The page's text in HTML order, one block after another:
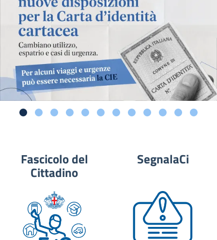
Fascicolo del
Cittadino
SegnalaCi